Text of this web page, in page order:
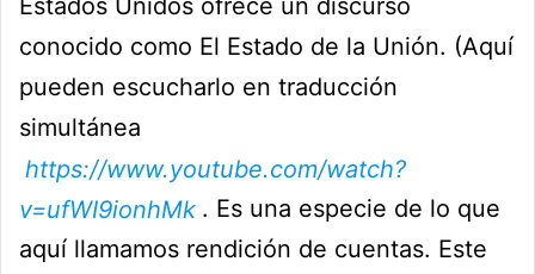
Estados Unidos ofrece un discurso
conocido como El Estado de la Unión. (Aquí
pueden escucharlo en traducción
simultánea
https://www.youtube.com/watch?
v=ufWI9ionhMk . Es una especie de lo que
aquí llamamos rendición de cuentas. Este